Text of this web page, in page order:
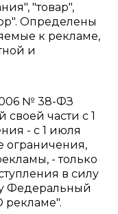
"товар",
Определены
к рекламе,
и
№ 38-ФЗ
своей части с 1
- с 1 июля
ограничения,
- только
в силу
Федеральный
рекламе".